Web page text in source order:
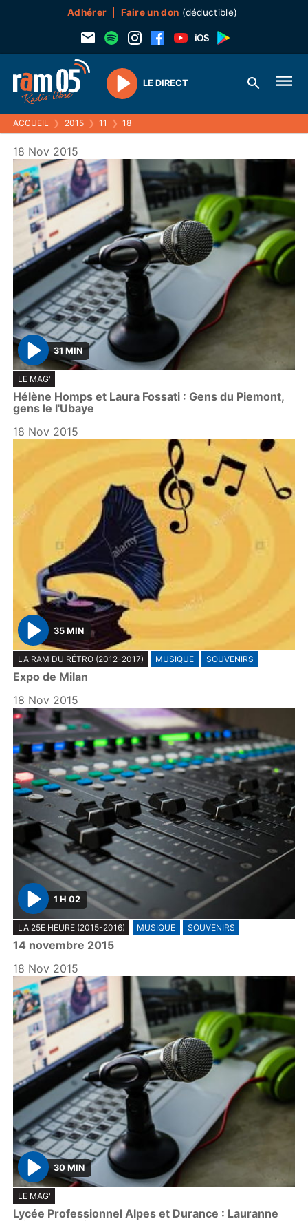
Adhérer Faire un don (déductible)
Play
LE DIRECT
ACCUEIL ❯ 2015 ❯ 11 ❯ 18
18 Nov 2015
P
l
a
y
31 MIN
LE MAG'
Hélène Homps et Laura Fossati : Gens du Piemont,
gens le l'Ubaye
18 Nov 2015
P
l
a
y
35 MIN
LA RAM DU RÉTRO (2012-2017) MUSIQUE SOUVENIRS
Expo de Milan
18 Nov 2015
P
l
a
y
1 H 02
LA 25E HEURE (2015-2016) MUSIQUE SOUVENIRS
14 novembre 2015
18 Nov 2015
P
l
a
30 MIN
LE MAG'
Lycée Professionnel Alpes et Durance : Lauranne